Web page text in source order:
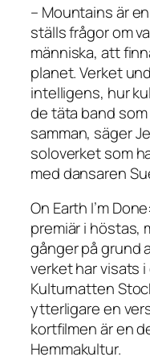
– Mountains är
ställs frågor om
människa, att
planet. Verket
intelligens, hur
de täta band
samman, säger
soloverket som
med dansaren
On Earth I’m
premiär i höstas,
gånger på grund
verket har visats
Kulturnatten
ytterligare en
kortfilmen är en
Hemmakultur.